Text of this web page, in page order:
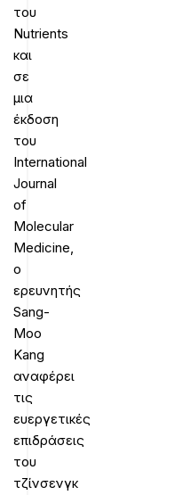
του
Nutrients
και
σε
μια
έκδοση
του
International
Journal
of
Molecular
Medicine,
ο
ερευνητής
Sang-
Moo
Kang
αναφέρει
τις
ευεργετικές
επιδράσεις
του
τζίνσενγκ